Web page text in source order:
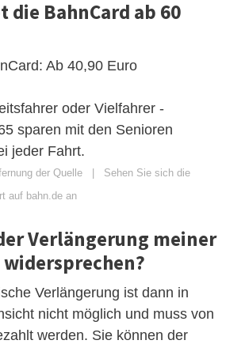
die BahnCard ab 60
Ab 40,90 Euro
oder Vielfahrer -
sparen mit den Senioren
jeder Fahrt.
der Quelle | Sehen Sie sich die
auf bahn.de an
Verlängerung meiner
widersprechen?
Verlängerung ist dann in
nicht möglich und muss von
werden. Sie können der